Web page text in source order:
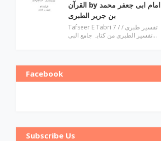
القرآن by امام ابی جعفر محمد
بن جریر الطبری
Tafseer E Tabri 7 / تفسیر طبری /
تفسیر الطبری من کتابہ جامع البی…
Facebook
Subscribe Us